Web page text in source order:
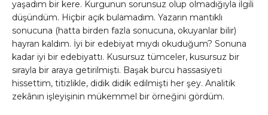
yaşadım bir kere. Kurgunun sorunsuz olup olmadığıyla ilgili
düşündüm. Hiçbir açık bulamadım. Yazarın mantıklı
sonucuna (hatta birden fazla sonucuna, okuyanlar bilir)
hayran kaldım. İyi bir edebiyat mıydı okuduğum? Sonuna
kadar iyi bir edebiyattı. Kusursuz tümceler, kusursuz bir
sırayla bir araya getirilmişti. Başak burcu hassasiyeti
hissettim, titizlikle, didik didik edilmişti her şey. Analitik
zekânın işleyişinin mükemmel bir örneğini gördüm.